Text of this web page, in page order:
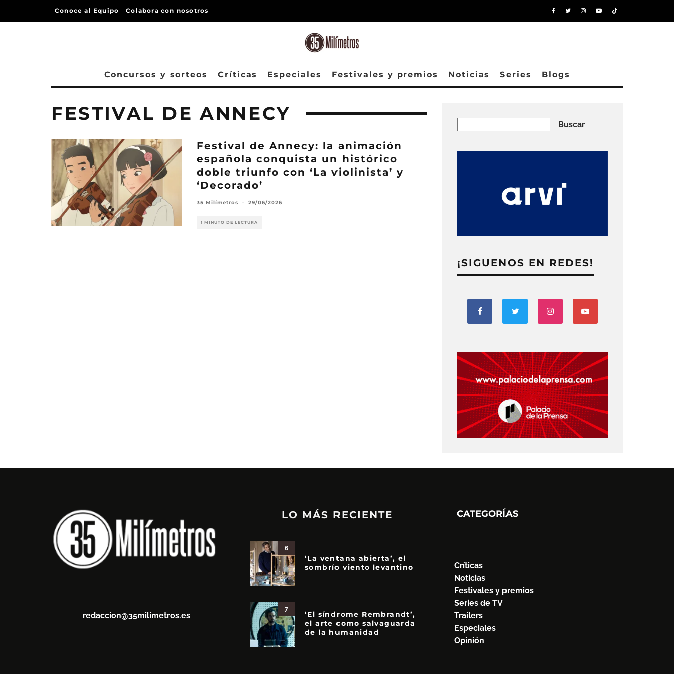
Conoce al Equipo Colabora con nosotros
Concursos y sorteos Críticas Especiales Festivales y premios Noticias Series Blogs
FESTIVAL DE ANNECY
Festival de Annecy: la animación
española conquista un histórico
doble triunfo con ‘La violinista’ y
‘Decorado’
35 Milímetros · 29/06/2026
1 MINUTO DE LECTURA
Buscar
¡SIGUENOS EN REDES!
redaccion@35milimetros.es
LO MÁS RECIENTE
6
‘La ventana abierta’, el
sombrío viento levantino
7
‘El síndrome Rembrandt’,
el arte como salvaguarda
de la humanidad
CATEGORÍAS
Críticas
Noticias
Festivales y premios
Series de TV
Trailers
Especiales
Opinión